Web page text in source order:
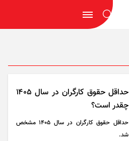
حداقل حقوق کارگران در سال ۱۴۰۵
چقدر است؟
حداقل حقوق کارگران در سال ۱۴۰۵ مشخص
شد.